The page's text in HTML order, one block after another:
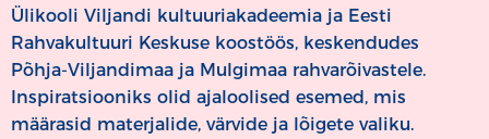
Ülikooli Viljandi kultuuriakadeemia ja Eesti
Rahvakultuuri Keskuse koostöös, keskendudes
Põhja-Viljandimaa ja Mulgimaa rahvarõivastele.
Inspiratsiooniks olid ajaloolised esemed, mis
määrasid materjalide, värvide ja lõigete valiku.